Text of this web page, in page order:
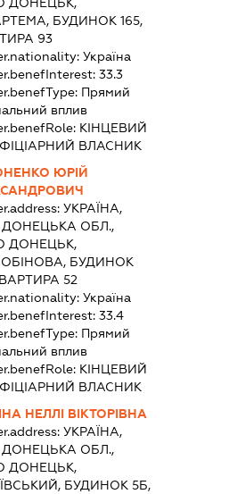
БУДИНОК 165,
93
Україна
33.3
Прямий
вплив
КІНЦЕВИЙ
ВЛАСНИК
ЮРІЙ
УКРАЇНА,
ДОНЕЦЬКА ОБЛ.,
ДОНЕЦЬК,
БУДИНОК
52
Україна
33.4
Прямий
вплив
КІНЦЕВИЙ
ВЛАСНИК
НЕЛЛІ ВІКТОРІВНА
УКРАЇНА,
ДОНЕЦЬКА ОБЛ.,
ДОНЕЦЬК,
БУДИНОК 5Б,